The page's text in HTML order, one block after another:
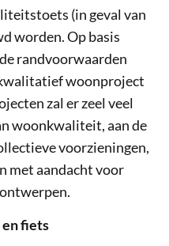
(in geval van
worden. Op basis
randvoorwaarden
woonproject
zal er zeel veel
woonkwaliteit, aan de
voorzieningen,
met aandacht voor
fiets